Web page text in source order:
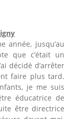
année, jusqu’au
que c’était un
décidé d’arrêter
faire plus tard.
je me suis
éducatrice de
être directrice